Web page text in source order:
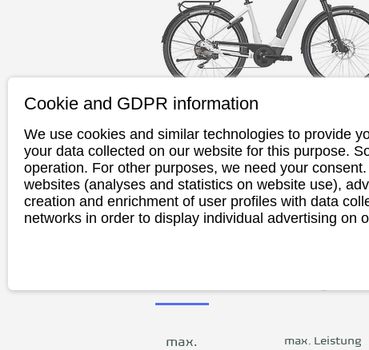
Flyer
7.12
Die mehrfach ausgezeichnete
rabattierten Aktionspreis.
max.
max. Leistung
Cookie and GDPR information
We use cookies and similar technologies to provide
your data collected on our website for this purpose.
operation. For other purposes, we need your
websites (analyses and statistics on website use),
creation and enrichment of user profiles with data
networks in order to display individual advertising on